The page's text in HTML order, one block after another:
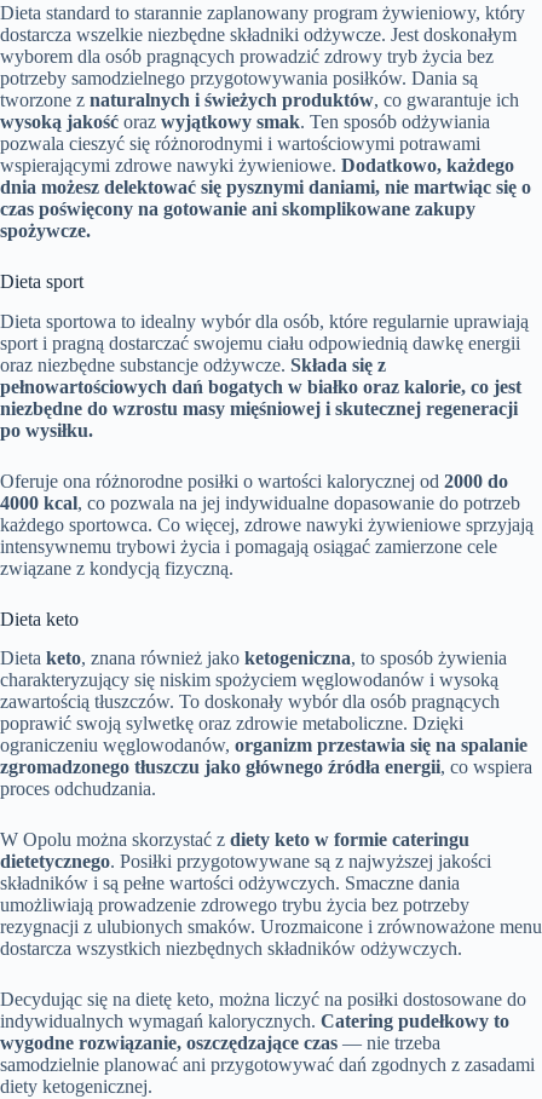
Dieta standard to starannie zaplanowany program żywieniowy, który
dostarcza wszelkie niezbędne składniki odżywcze. Jest doskonałym
wyborem dla osób pragnących prowadzić zdrowy tryb życia bez
potrzeby samodzielnego przygotowywania posiłków. Dania są
tworzone z naturalnych i świeżych produktów, co gwarantuje ich
wysoką jakość oraz wyjątkowy smak. Ten sposób odżywiania
pozwala cieszyć się różnorodnymi i wartościowymi potrawami
wspierającymi zdrowe nawyki żywieniowe. Dodatkowo, każdego
dnia możesz delektować się pysznymi daniami, nie martwiąc się o
czas poświęcony na gotowanie ani skomplikowane zakupy
spożywcze.
Dieta sport
Dieta sportowa to idealny wybór dla osób, które regularnie uprawiają
sport i pragną dostarczać swojemu ciału odpowiednią dawkę energii
oraz niezbędne substancje odżywcze. Składa się z
pełnowartościowych dań bogatych w białko oraz kalorie, co jest
niezbędne do wzrostu masy mięśniowej i skutecznej regeneracji
po wysiłku.
Oferuje ona różnorodne posiłki o wartości kalorycznej od 2000 do
4000 kcal, co pozwala na jej indywidualne dopasowanie do potrzeb
każdego sportowca. Co więcej, zdrowe nawyki żywieniowe sprzyjają
intensywnemu trybowi życia i pomagają osiągać zamierzone cele
związane z kondycją fizyczną.
Dieta keto
Dieta keto, znana również jako ketogeniczna, to sposób żywienia
charakteryzujący się niskim spożyciem węglowodanów i wysoką
zawartością tłuszczów. To doskonały wybór dla osób pragnących
poprawić swoją sylwetkę oraz zdrowie metaboliczne. Dzięki
ograniczeniu węglowodanów, organizm przestawia się na spalanie
zgromadzonego tłuszczu jako głównego źródła energii, co wspiera
proces odchudzania.
W Opolu można skorzystać z diety keto w formie cateringu
dietetycznego. Posiłki przygotowywane są z najwyższej jakości
składników i są pełne wartości odżywczych. Smaczne dania
umożliwiają prowadzenie zdrowego trybu życia bez potrzeby
rezygnacji z ulubionych smaków. Urozmaicone i zrównoważone menu
dostarcza wszystkich niezbędnych składników odżywczych.
Decydując się na dietę keto, można liczyć na posiłki dostosowane do
indywidualnych wymagań kalorycznych. Catering pudełkowy to
wygodne rozwiązanie, oszczędzające czas — nie trzeba
samodzielnie planować ani przygotowywać dań zgodnych z zasadami
diety ketogenicznej.